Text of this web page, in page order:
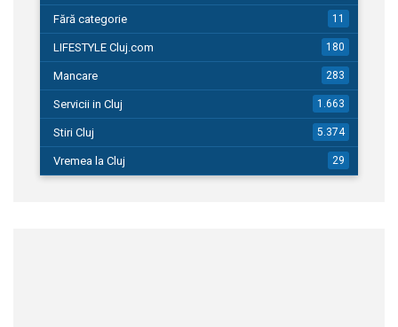
Fără categorie 11
LIFESTYLE Cluj.com 180
Mancare 283
Servicii in Cluj 1.663
Stiri Cluj 5.374
Vremea la Cluj 29